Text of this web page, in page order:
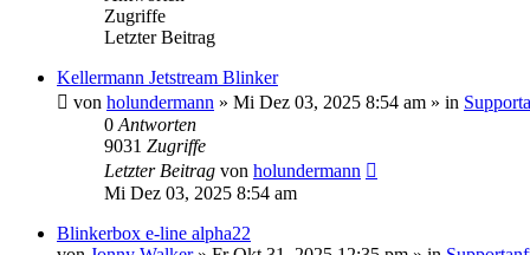
Zugriffe
Letzter Beitrag
Kellermann Jetstream Blinker
von holundermann » Mi Dez 03, 2025 8:54 am » in
0Antworten
9031 Zugriffe
Letzter Beitrag von holundermann
Mi Dez 03, 2025 8:54 am
Blinkerbox e-line alpha22